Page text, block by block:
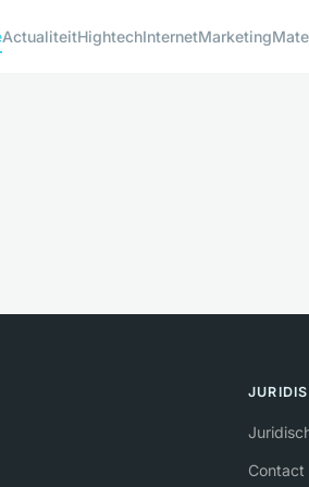
ActualiteitHightechInternetMarketing
Contact